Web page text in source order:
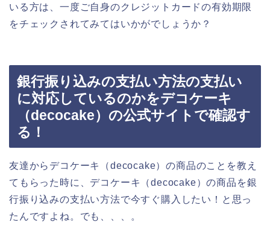
いる方は、一度ご自身のクレジットカードの有効期限
をチェックされてみてはいかがでしょうか？
銀行振り込みの支払い方法の支払い
に対応しているのかをデコケーキ
（decocake）の公式サイトで確認す
る！
友達からデコケーキ（decocake）の商品のことを教え
てもらった時に、デコケーキ（decocake）の商品を銀
行振り込みの支払い方法で今すぐ購入したい！と思っ
たんですよね。でも、、、。